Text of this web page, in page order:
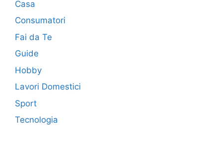
Casa
Consumatori
Fai da Te
Guide
Hobby
Lavori Domestici
Sport
Tecnologia